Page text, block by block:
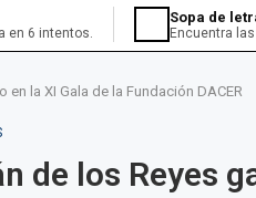
en 6 intentos.
Sopa de
Encuentra
la XI Gala de la Fundación DACER
de los Reyes